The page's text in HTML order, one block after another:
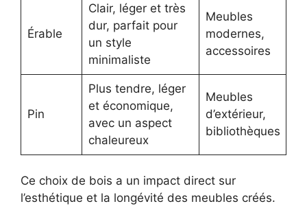
Érable
Clair, léger et très
dur, parfait pour
un style
minimaliste
Meubles
modernes,
accessoires
Pin
Plus tendre, léger
et économique,
avec un aspect
chaleureux
Meubles
d’extérieur,
bibliothèques
Ce choix de bois a un impact direct sur
l’esthétique et la longévité des meubles créés.